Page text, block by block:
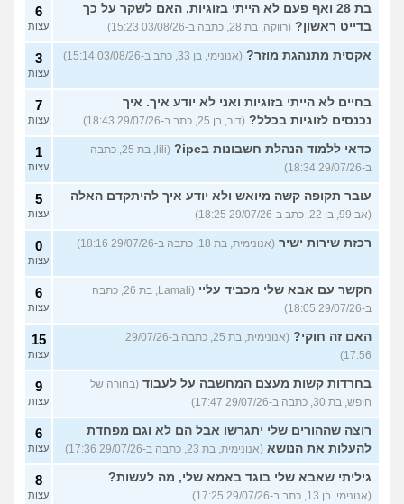
בת 28 ואף פעם לא הייתי בזוגיות, האם לשקר על כך
בדייט ראשון? (רווקה, בת 28, כתבה ב-03/08/26 15:23)
6
עצות
אקסית מתנהגת מוזר? (אנונימי, בן 33, כתב ב-03/08/26 15:14) 3
עצות
בחיים לא הייתי בזוגיות ואני לא יודע איך. איך
נכנסים לזוגיות בכלל? (דור, בן 25, כתב ב-29/07/26 18:43)
7
עצות
כדאי ללמוד הנהלת חשבונות בipc?
(lili, בת 25, כתבה
ב-29/07/26 18:34)
1
עצות
עובר תקופה קשה מיואש ולא יודע איך להיתקדם האלה
(אבי99, בן 22, כתב ב-29/07/26 18:25)
5
עצות
רכזת שירות ישיר (אנונימית, בת 18, כתבה ב-29/07/26 18:16) 0
עצות
הקשר עם אבא שלי מכביד עליי
(Lamali, בת 26, כתבה
ב-29/07/26 18:05)
6
עצות
האם זה חוקי?
(אנונימית, בת 25, כתבה ב-29/07/26
17:56)
15
עצות
בחרדות קשות מעצם המחשבה על לעבוד (בחורה של
חופש, בת 30, כתבה ב-29/07/26 17:47)
9
עצות
רוצה שההורים שלי יתגרשו אבל הם לא וגם מפחדת
להעלות את הנושא (אנונימית, בת 23, כתבה ב-29/07/26 17:36)
6
עצות
גיליתי שאבא שלי בוגד באמא שלי, מה לעשות?
(אנונימי, בן 13, כתב ב-29/07/26 17:25)
8
עצות